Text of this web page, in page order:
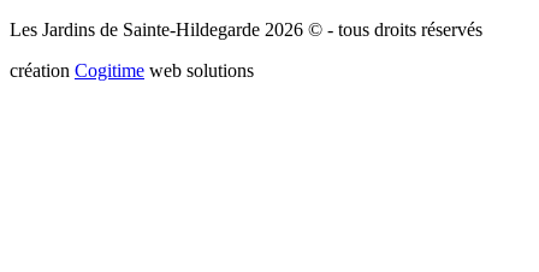
Les Jardins de Sainte-Hildegarde 2026 © - tous droits réservés
création Cogitime web solutions